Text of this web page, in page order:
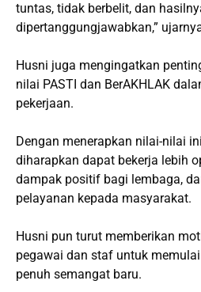
tuntas, tidak berbelit, dan
dipertanggungjawabkan,”
Husni juga mengingatkan
nilai PASTI dan BerAKHLAK
pekerjaan.
Dengan menerapkan nilai-nilai
diharapkan dapat bekerja lebih
dampak positif bagi lembaga,
pelayanan kepada masyarakat.
Husni pun turut memberikan
pegawai dan staf untuk
penuh semangat baru.